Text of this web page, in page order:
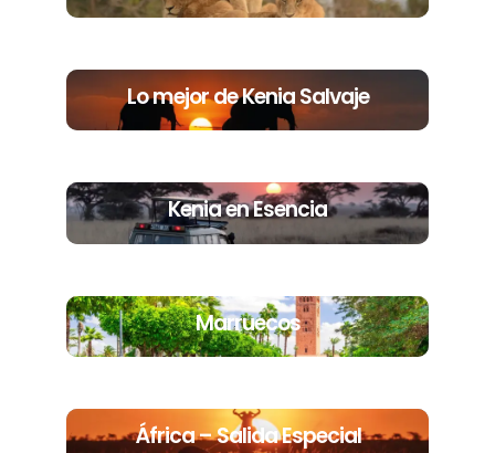
Lo mejor de Kenia Salvaje
Kenia en Esencia
Marruecos
África – Salida Especial